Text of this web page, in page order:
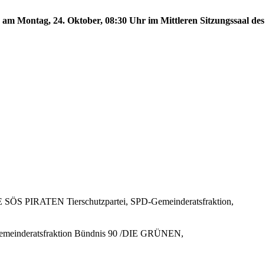
Montag, 24. Oktober, 08:30 Uhr im Mittleren Sitzungssaal des
PIRATEN Tierschutzpartei, SPD-Gemeinderatsfraktion,
Bündnis 90 /DIE GRÜNEN,